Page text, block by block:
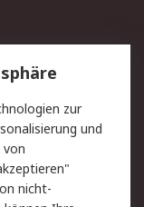
zur
und
von
nicht-